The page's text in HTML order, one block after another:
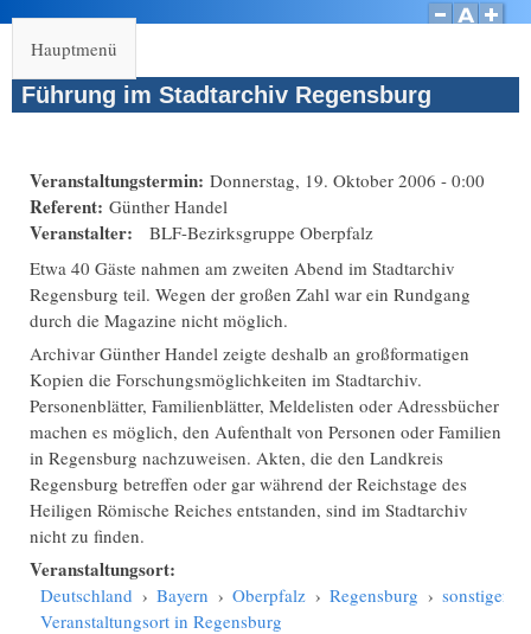
Hauptmenü
Führung im Stadtarchiv Regensburg
Veranstaltungstermin: Donnerstag, 19. Oktober 2006 - 0:00
Referent: Günther Handel
Veranstalter:
BLF-Bezirksgruppe Oberpfalz
Etwa 40 Gäste nahmen am zweiten Abend im Stadtarchiv
Regensburg teil. Wegen der großen Zahl war ein Rundgang
durch die Magazine nicht möglich.
Archivar Günther Handel zeigte deshalb an großformatigen
Kopien die Forschungsmöglichkeiten im Stadtarchiv.
Personenblätter, Familienblätter, Meldelisten oder Adressbücher
machen es möglich, den Aufenthalt von Personen oder Familien
in Regensburg nachzuweisen. Akten, die den Landkreis
Regensburg betreffen oder gar während der Reichstage des
Heiligen Römische Reiches entstanden, sind im Stadtarchiv
nicht zu finden.
Veranstaltungsort:
Deutschland › Bayern › Oberpfalz › Regensburg › sonstiger
Veranstaltungsort in Regensburg